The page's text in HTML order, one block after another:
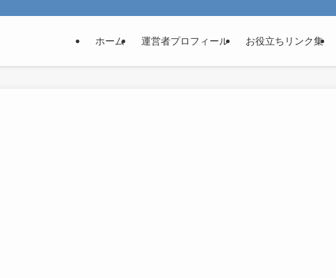
ホーム 運営者プロフィール お役立ちリンク集